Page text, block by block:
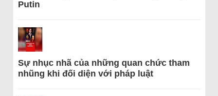
Putin
Sự nhục nhã của những quan chức tham
nhũng khi đối diện với pháp luật